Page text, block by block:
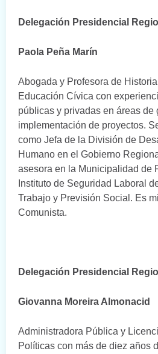
Delegación Presidencial
Paola Peña Marín
Abogada y Profesora de
Educación Cívica con
públicas y privadas en áreas
implementación de proyectos.
como Jefa de la División de
Humano en el Gobierno
asesora en la Municipalidad de
Instituto de Seguridad Laboral
Trabajo y Previsión Social. Es
Comunista.
Delegación Presidencial
Giovanna Moreira Almonacid
Administradora Pública y
Políticas con más de diez años